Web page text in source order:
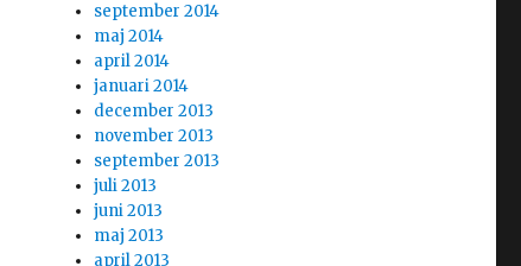
september 2014
maj 2014
april 2014
januari 2014
december 2013
november 2013
september 2013
juli 2013
juni 2013
maj 2013
april 2013